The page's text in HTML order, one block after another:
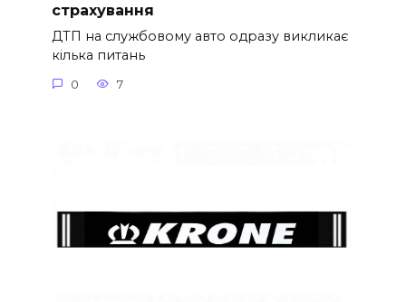
страхування
ДТП на службовому авто одразу викликає
кілька питань
0 7